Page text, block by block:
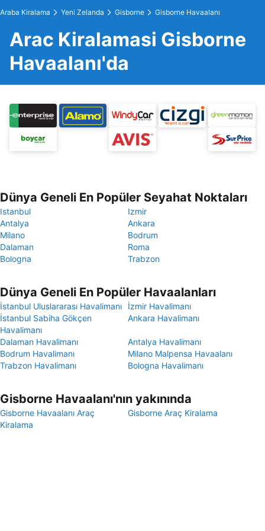
Araba Kiralama Yeni Zelanda Gisborne Gisborne Havaalanı
Arac Kiralamasi Gisborne
Havaalanı'da
Dünya Geneli En Popüler Seyahat Noktaları
Istanbul
Izmir
Antalya
Ankara
Milano
Bodrum
Dalaman
Roma
Bologna
Trabzon
Dünya Geneli En Popüler Havaalanları
İstanbul Uluslararası Havalimanı
İzmir Havalimanı
İstanbul Sabiha Gökçen
Havalimanı
Ankara Havalimanı
Dalaman Havalimanı
Antalya Havalimanı
Bodrum Havalimanı
Milano Malpensa Havaalanı
Trabzon Havalimanı
Bologna Havalimanı
Gisborne Havaalanı'nın yakınında
Gisborne Havaalanı Araç
Kiralama
Gisborne Araç Kiralama